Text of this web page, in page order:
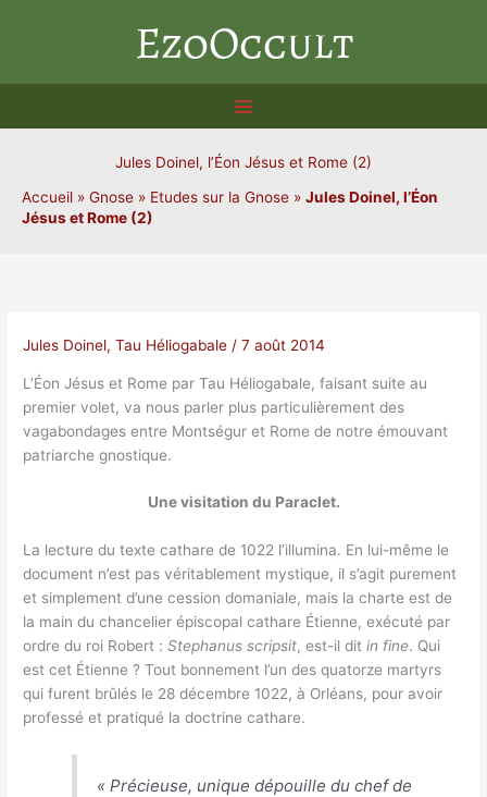
EzoOccult
Jules Doinel, l’Éon Jésus et Rome (2)
Accueil » Gnose » Etudes sur la Gnose » Jules Doinel, l’Éon
Jésus et Rome (2)
Jules Doinel,Tau Héliogabale /7 août 2014
L’Éon Jésus et Rome par Tau Héliogabale, faisant suite au
premier volet, va nous parler plus particulièrement des
vagabondages entre Montségur et Rome de notre émouvant
patriarche gnostique.
Une visitation du Paraclet.
La lecture du texte cathare de 1022 l’illumina. En lui-même le
document n’est pas véritablement mystique, il s’agit purement
et simplement d’une cession domaniale, mais la charte est de
la main du chancelier épiscopal cathare Étienne, exécuté par
ordre du roi Robert :Stephanus scripsit, est-il ditin fine. Qui
est cet Étienne ? Tout bonnement l’un des quatorze martyrs
qui furent brûlés le 28 décembre 1022, à Orléans, pour avoir
professé et pratiqué la doctrine cathare.
« Précieuse, unique dépouille du chef de